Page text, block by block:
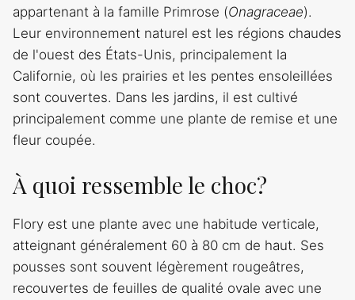
appartenant à la famille Primrose (Onagraceae).
Leur environnement naturel est les régions chaudes
de l'ouest des États-Unis, principalement la
Californie, où les prairies et les pentes ensoleillées
sont couvertes. Dans les jardins, il est cultivé
principalement comme une plante de remise et une
fleur coupée.
À quoi ressemble le choc?
Flory est une plante avec une habitude verticale,
atteignant généralement 60 à 80 cm de haut. Ses
pousses sont souvent légèrement rougeâtres,
recouvertes de feuilles de qualité ovale avec une